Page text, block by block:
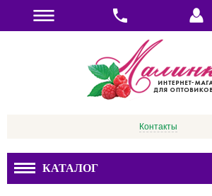
Контакты
КАТАЛОГ